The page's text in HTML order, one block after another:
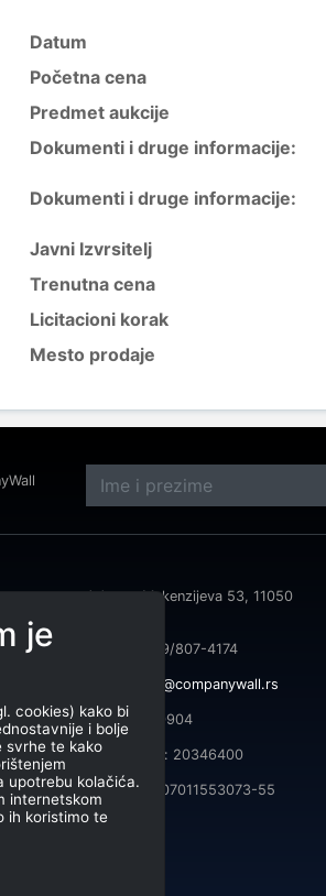
Datum
Početna cena
Predmet aukcije
Dokumenti i druge informacije:
Dokumenti i druge informacije:
Javni Izvrsitelj
Trenutna cena
Licitacioni korak
Mesto prodaje
Adresa: Makenzijeva 53, 11050
Telefon: 069/807-4174
info@companywall.rs
PIB: 105340904
Matični broj: 20346400
TR: 165-0007011553073-55
je
cookies) kako bi
i bolje
svrhe te kako
upotrebu kolačića.
internetskom
ih koristimo te